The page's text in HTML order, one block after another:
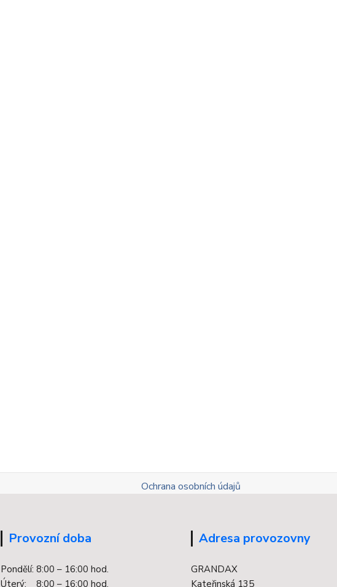
Ochrana osobních údajů
Provozní doba
Pondělí: 8:00 – 16:00 hod.
Úterý: 8:00 – 16:00 hod.
Adresa provozovny
GRANDAX
Kateřinská 135